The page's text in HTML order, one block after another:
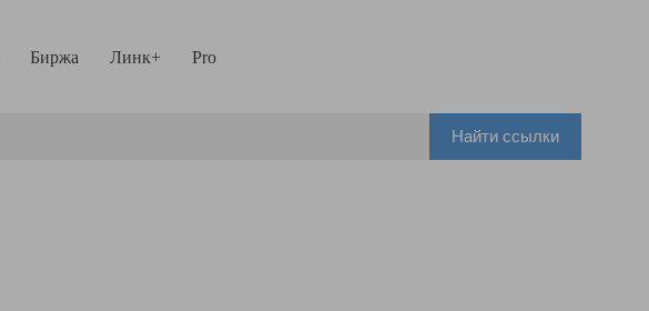
Биржа Линк+ Pro
Найти ссылки